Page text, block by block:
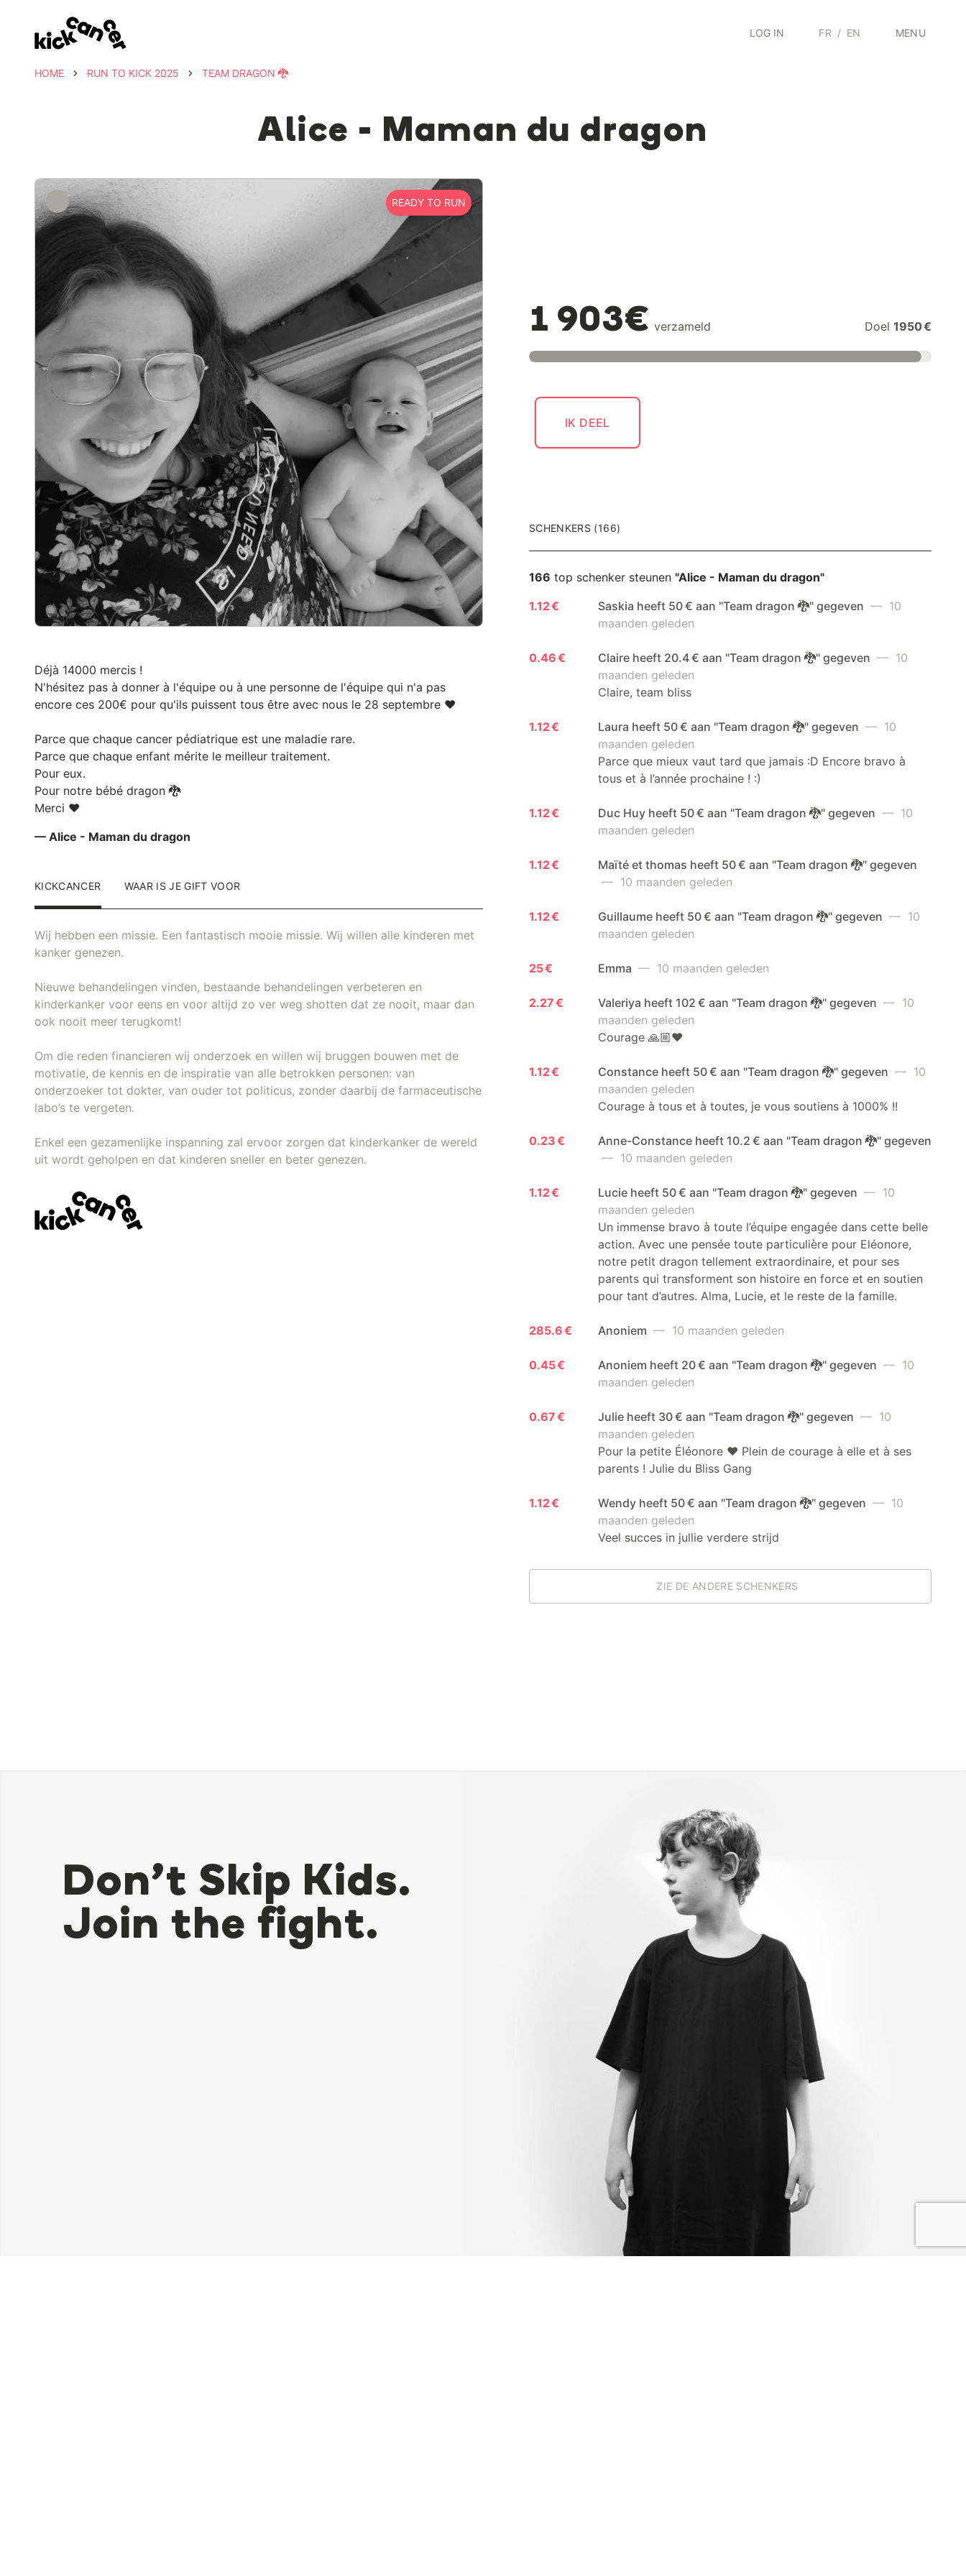
LOG IN FR / EN MENU
HOME RUN TO KICK 2025 TEAM DRAGON 🐉
Alice - Maman du dragon
READY TO RUN
1 903€ verzameld Doel 1950 €
IK DEEL
Déjà 14000 mercis !
N'hésitez pas à donner à l'équipe ou à une personne de l'équipe qui n'a pas
encore ces 200€ pour qu'ils puissent tous être avec nous le 28 septembre ❤️
Parce que chaque cancer pédiatrique est une maladie rare.
Parce que chaque enfant mérite le meilleur traitement.
Pour eux.
Pour notre bébé dragon 🐉
Merci ❤️
— Alice - Maman du dragon
KICKCANCER WAAR IS JE GIFT VOOR
Wij hebben een missie. Een fantastisch mooie missie. Wij willen alle kinderen met
kanker genezen.
Nieuwe behandelingen vinden, bestaande behandelingen verbeteren en
kinderkanker voor eens en voor altijd zo ver weg shotten dat ze nooit, maar dan
ook nooit meer terugkomt!
Om die reden financieren wij onderzoek en willen wij bruggen bouwen met de
motivatie, de kennis en de inspiratie van alle betrokken personen: van
onderzoeker tot dokter, van ouder tot politicus, zonder daarbij de farmaceutische
labo’s te vergeten.
Enkel een gezamenlijke inspanning zal ervoor zorgen dat kinderkanker de wereld
uit wordt geholpen en dat kinderen sneller en beter genezen.
SCHENKERS (166)
166 top schenker steunen "Alice - Maman du dragon"
1.12 €
Saskia heeft 50 € aan "Team dragon 🐉" gegeven — 10
maanden geleden
0.46 € Claire heeft 20.4 € aan "Team dragon 🐉" gegeven — 10
maanden geleden
Claire, team bliss
1.12 € Laura heeft 50 € aan "Team dragon 🐉" gegeven — 10
maanden geleden
Parce que mieux vaut tard que jamais :D Encore bravo à
tous et à l’année prochaine ! :)
1.12 € Duc Huy heeft 50 € aan "Team dragon 🐉" gegeven — 10
maanden geleden
1.12 €
Maïté et thomas heeft 50 € aan "Team dragon 🐉" gegeven
— 10 maanden geleden
1.12 € Guillaume heeft 50 € aan "Team dragon 🐉" gegeven — 10
maanden geleden
25 € Emma — 10 maanden geleden
2.27 € Valeriya heeft 102 € aan "Team dragon 🐉" gegeven — 10
maanden geleden
Courage 🙏🏼❤️
1.12 € Constance heeft 50 € aan "Team dragon 🐉" gegeven — 10
maanden geleden
Courage à tous et à toutes, je vous soutiens à 1000% !!
0.23 €
Anne-Constance heeft 10.2 € aan "Team dragon 🐉" gegeven
— 10 maanden geleden
1.12 € Lucie heeft 50 € aan "Team dragon 🐉" gegeven — 10
maanden geleden
Un immense bravo à toute l’équipe engagée dans cette belle
action. Avec une pensée toute particulière pour Eléonore,
notre petit dragon tellement extraordinaire, et pour ses
parents qui transforment son histoire en force et en soutien
pour tant d’autres. Alma, Lucie, et le reste de la famille.
285.6 € Anoniem — 10 maanden geleden
0.45 € Anoniem heeft 20 € aan "Team dragon 🐉" gegeven — 10
maanden geleden
0.67 € Julie heeft 30 € aan "Team dragon 🐉" gegeven — 10
maanden geleden
Pour la petite Éléonore ❤️ Plein de courage à elle et à ses
parents ! Julie du Bliss Gang
1.12 € Wendy heeft 50 € aan "Team dragon 🐉" gegeven — 10
maanden geleden
Veel succes in jullie verdere strijd
ZIE DE ANDERE SCHENKERS
Don’t Skip Kids.
Join the fight.